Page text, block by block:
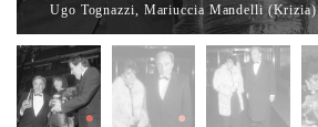
Ugo Tognazzi, Mariuccia Mandelli (Krizia)